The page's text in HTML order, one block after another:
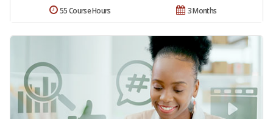
3 Months
55 Course Hours